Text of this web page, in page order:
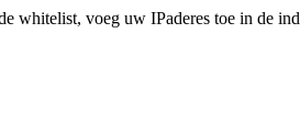
whitelist, voeg uw IPaderes toe in de